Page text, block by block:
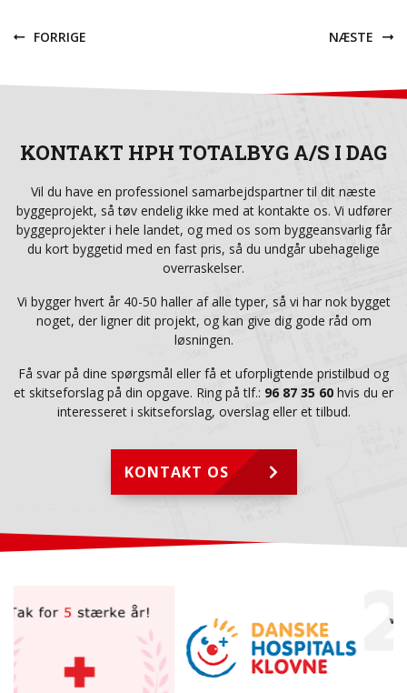
FORRIGE NÆSTE
KONTAKT HPH TOTALBYG A/S I DAG
Vil du have en professionel samarbejdspartner til dit næste
byggeprojekt, så tøv endelig ikke med at kontakte os. Vi udfører
byggeprojekter i hele landet, og med os som byggeansvarlig får
du kort byggetid med en fast pris, så du undgår ubehagelige
overraskelser.
Vi bygger hvert år 40-50 haller af alle typer, så vi har nok bygget
noget, der ligner dit projekt, og kan give dig gode råd om
løsningen.
Få svar på dine spørgsmål eller få et uforpligtende pristilbud og
et skitseforslag på din opgave. Ring på tlf.: 96 87 35 60 hvis du er
interesseret i skitseforslag, overslag eller et tilbud.
KONTAKT OS